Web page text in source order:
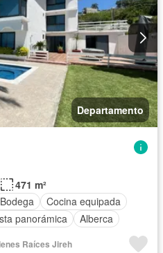
Departamento
471 m²
Bodega
Cocina equipada
panorámica Alberca
Raíces Jireh